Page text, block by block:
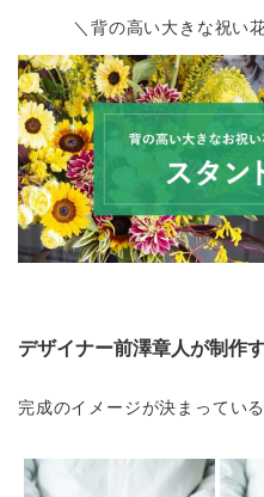
＼背の高い大きな祝い
デザイナー前澤章人が制作
完成のイメージが決まってい